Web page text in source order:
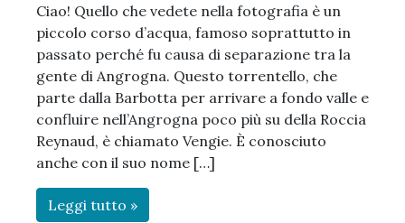
Ciao! Quello che vedete nella fotografia è un
piccolo corso d’acqua, famoso soprattutto in
passato perché fu causa di separazione tra la
gente di Angrogna. Questo torrentello, che
parte dalla Barbotta per arrivare a fondo valle e
confluire nell’Angrogna poco più su della Roccia
Reynaud, è chiamato Vengie. È conosciuto
anche con il suo nome […]
Leggi tutto »